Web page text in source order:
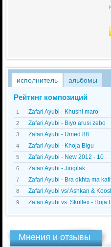
исполнитель альбомы
Рейтинг композиций
1 Zafari Ayubi - Khushi maro
2 Zafari Ayubi - Biyo arusi zebo
3 Zafari Ayubi - Umed 88
4 Zafari Ayubi - Khoja Bigu
5 Zafari Ayubi - New 2012 - 10 .
6 Zafari Ayubi - Jingilak
7 Zafari Ayubi - Bra dkhta ma
8 Zafari Ayubi vs/ Ashkan &
9 Zafari Ayubi vs. Skrillex - Hoja
Мнения и отзывы